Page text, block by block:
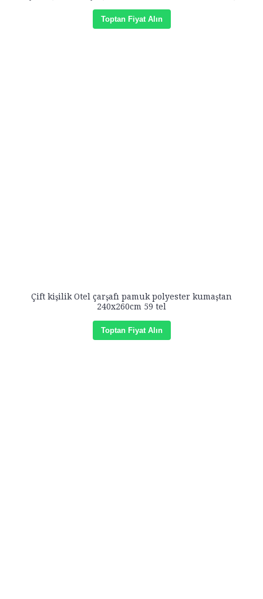
Toptan Fiyat Alın
Çift kişilik Otel çarşafı pamuk polyester kumaştan
240x260cm 59 tel
Toptan Fiyat Alın